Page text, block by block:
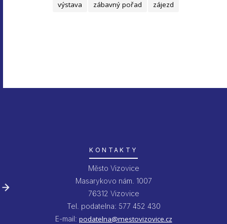
výstava
zábavný pořad zájezd
KONTAKTY
Město Vizovice
Masarykovo nám. 1007
76312 Vizovice
Tel. podatelna: 577 452 430
E-mail: podatelna@mestovizovice.cz